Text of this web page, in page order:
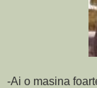
-Ai o masina